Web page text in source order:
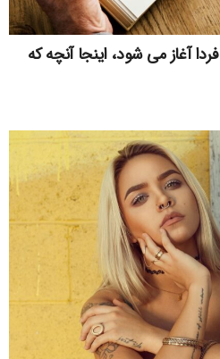
طوفان قهرمانان جهانی ۲۰۲۲ فردا آغاز می شود، اینجا آنچه که